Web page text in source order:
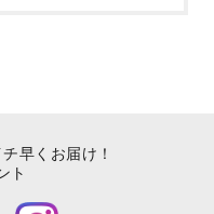
早くお届け！
ト